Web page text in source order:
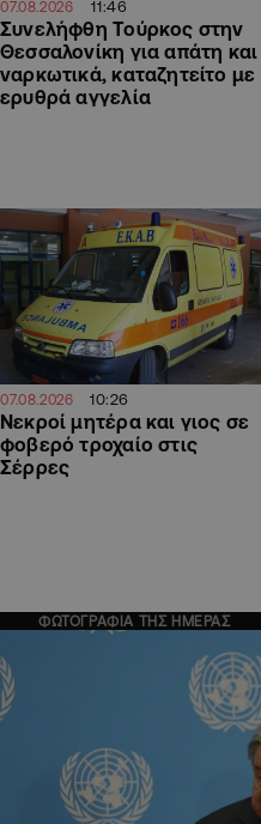
07.08.2026 11:46
Συνελήφθη Τούρκος στην
Θεσσαλονίκη για απάτη και
ναρκωτικά, καταζητείτο με
ερυθρά αγγελία
07.08.2026 10:26
Νεκροί μητέρα και γιος σε
φοβερό τροχαίο στις
Σέρρες
ΦΩΤΟΓΡΑΦΙΑ ΤΗΣ ΗΜΕΡΑΣ